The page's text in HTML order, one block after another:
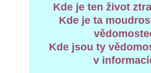
Kde je ten život
Kde je ta
Kde jsou ty
v